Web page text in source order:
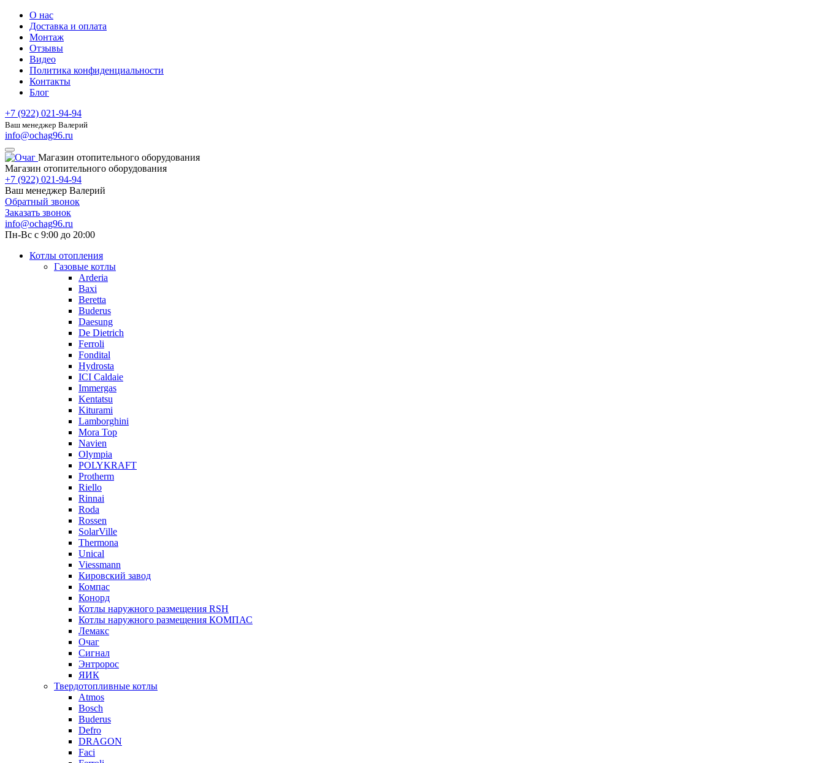
О нас
Доставка и оплата
Монтаж
Отзывы
Видео
Политика конфиденциальности
Контакты
Блог
+7 (922) 021-94-94
Ваш менеджер Валерий
info@ochag96.ru
Магазин отопительного оборудования
Магазин отопительного оборудования
+7 (922) 021-94-94
Ваш менеджер Валерий
Обратный звонок
Заказать звонок
info@ochag96.ru
Пн-Вс с 9:00 до 20:00
Котлы отопления
Газовые котлы
Arderia
Baxi
Beretta
Buderus
Daesung
De Dietrich
Ferroli
Fondital
Hydrosta
ICI Caldaie
Immergas
Kentatsu
Kiturami
Lamborghini
Mora Top
Navien
Olympia
POLYKRAFT
Protherm
Riello
Rinnai
Roda
Rossen
SolarVille
Thermona
Unical
Viessmann
Кировский завод
Компас
Конорд
Котлы наружного размещения RSH
Котлы наружного размещения КОМПАС
Лемакс
Очаг
Сигнал
Энтророс
ЯИК
Твердотопливные котлы
Atmos
Bosch
Buderus
Defro
DRAGON
Faci